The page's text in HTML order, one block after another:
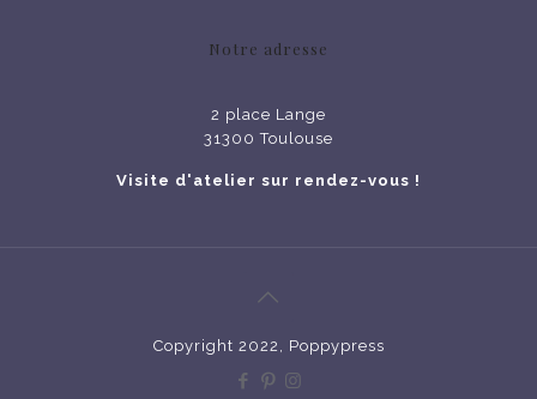
Notre adresse
2 place Lange
31300 Toulouse
Visite d'atelier sur rendez-vous !
Copyright 2022, Poppypress